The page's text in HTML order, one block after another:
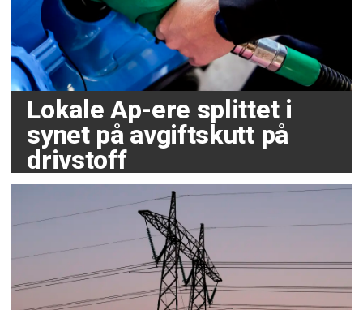
Lokale Ap-ere splittet i
synet på avgiftskutt på
drivstoff